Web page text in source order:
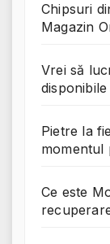
Chipsuri
Magazin
Vrei să
Pietre la
Ce este